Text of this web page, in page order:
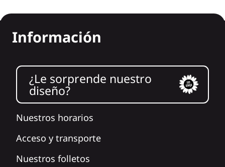
Información
¿Le sorprende nuestro
diseño?
Nuestros horarios
Acceso y transporte
Nuestros folletos